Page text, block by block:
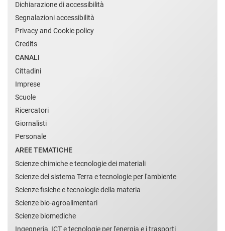
Dichiarazione di accessibilità
Segnalazioni accessibilità
Privacy and Cookie policy
Credits
CANALI
Cittadini
Imprese
Scuole
Ricercatori
Giornalisti
Personale
AREE TEMATICHE
Scienze chimiche e tecnologie dei materiali
Scienze del sistema Terra e tecnologie per l'ambiente
Scienze fisiche e tecnologie della materia
Scienze bio-agroalimentari
Scienze biomediche
Ingegneria, ICT e tecnologie per l'energia e i trasporti